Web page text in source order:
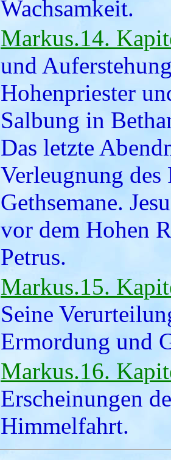
Wachsamkeit.
Markus.14.
und
Hohenpriester
Salbung in
Das letzte
Verleugnung des
Gethsemane.
vor dem Hohen
Petrus.
Markus.15.
Seine
Ermordung und
Markus.16.
Erscheinungen
Himmelfahrt.